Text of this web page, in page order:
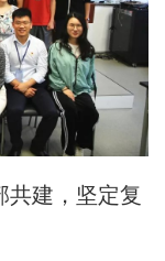
共建，坚定复